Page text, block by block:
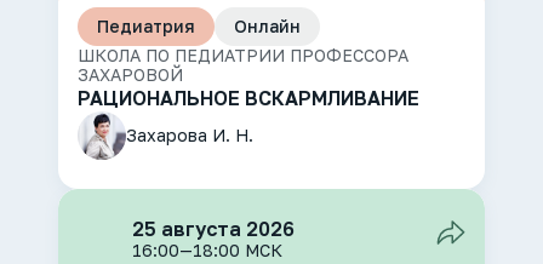
Педиатрия
Онлайн
ШКОЛА ПО ПЕДИАТРИИ ПРОФЕССОРА
ЗАХАРОВОЙ
РАЦИОНАЛЬНОЕ ВСКАРМЛИВАНИЕ
Захарова И. Н.
25 августа 2026
16:00—18:00 МСК